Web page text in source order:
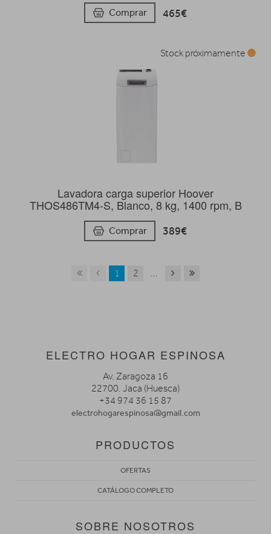
Comprar 465€
Lavadora carga superior Hoover
THOS486TM4-S, Blanco, 8 kg, 1400 rpm, B
Comprar 389€
Stock próximamente
1 2
ELECTRO HOGAR ESPINOSA
Av. Zaragoza 16
22700. Jaca (Huesca)
+34 974 36 15 87
electrohogarespinosa@gmail.com
PRODUCTOS
OFERTAS
CATÁLOGO COMPLETO
SOBRE NOSOTROS